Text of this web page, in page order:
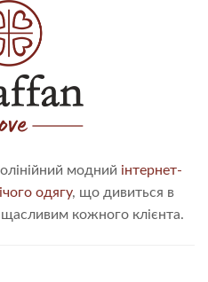
модний інтернет-
одягу, що дивиться в
кожного клієнта.